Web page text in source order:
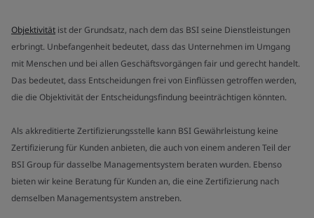
Objektivität ist der Grundsatz, nach dem das BSI seine Dienstleistungen
erbringt. Unbefangenheit bedeutet, dass das Unternehmen im Umgang
mit Menschen und bei allen Geschäftsvorgängen fair und gerecht handelt.
Das bedeutet, dass Entscheidungen frei von Einflüssen getroffen werden,
die die Objektivität der Entscheidungsfindung beeinträchtigen könnten.
Als akkreditierte Zertifizierungsstelle kann BSI Gewährleistung keine
Zertifizierung für Kunden anbieten, die auch von einem anderen Teil der
BSI Group für dasselbe Managementsystem beraten wurden. Ebenso
bieten wir keine Beratung für Kunden an, die eine Zertifizierung nach
demselben Managementsystem anstreben.